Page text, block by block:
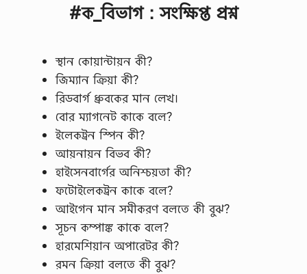
#ক_বিভাগ : সংক্ষিপ্ত প্রশ্ন
স্থান কোয়ান্টায়ন কী?
জিম্যান ক্রিয়া কী?
রিডবার্গ ধ্রুবকের মান লেখ।
বোর ম্যাগনেট কাকে বলে?
ইলেকট্রন স্পিন কী?
আয়নায়ন বিভব কী?
হাইসেনবার্গের অনিশ্চয়তা কী?
ফটোইলেকট্রন কাকে বলে?
আইগেন মান সমীকরণ বলতে কী বুঝ?
সূচন কম্পাঙ্ক কাকে বলে?
হারমেশিয়ান অপারেটর কী?
রমন ক্রিয়া বলতে কী বুঝ?